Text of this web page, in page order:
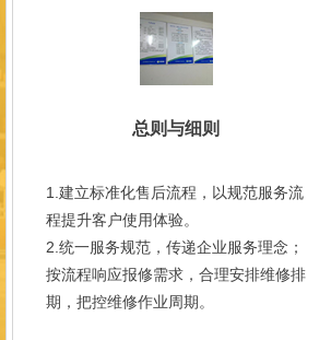
总则与细则
1.建立标准化售后流程，以规范服务流
程提升客户使用体验。
2.统一服务规范，传递企业服务理念；
按流程响应报修需求，合理安排维修排
期，把控维修作业周期。